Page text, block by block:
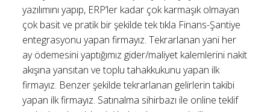
yazılımını yapıp, ERP’ler kadar çok karmaşık olmayan
çok basit ve pratik bir şekilde tek tıkla Finans-Şantiye
entegrasyonu yapan firmayız. Tekrarlanan yani her
ay ödemesini yaptığımız gider/maliyet kalemlerini nakit
akışına yansıtan ve toplu tahakkukunu yapan ilk
firmayız. Benzer şekilde tekrarlanan gelirlerin takibi
yapan ilk firmayız. Satınalma sihirbazı ile online teklif